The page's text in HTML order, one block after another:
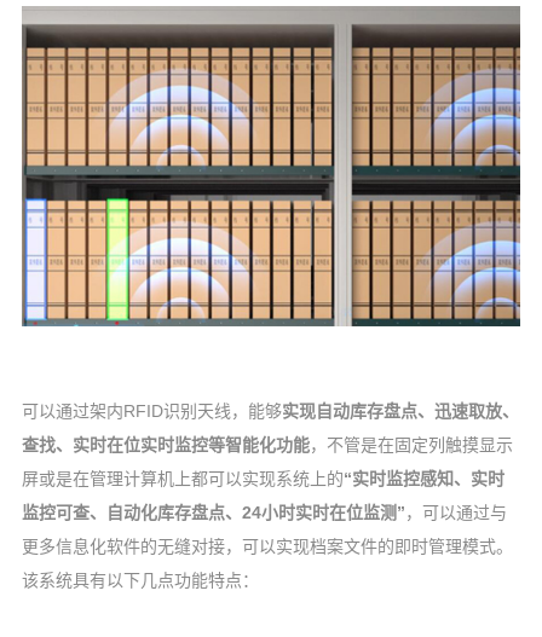
可以通过架内RFID识别天线，能够实现自动库存盘点、迅速取放、
查找、实时在位实时监控等智能化功能，不管是在固定列触摸显示
屏或是在管理计算机上都可以实现系统上的“实时监控感知、实时
监控可查、自动化库存盘点、24小时实时在位监测”，可以通过与
更多信息化软件的无缝对接，可以实现档案文件的即时管理模式。
该系统具有以下几点功能特点：